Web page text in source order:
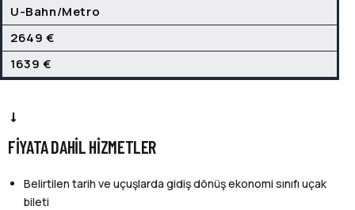
U-Bahn/Metro
2649 €
1639 €
FIYATA DAHIL HIZMETLER
Belirtilen tarih ve uçuşlarda gidiş dönüş ekonomi sınıfı uçak
bileti